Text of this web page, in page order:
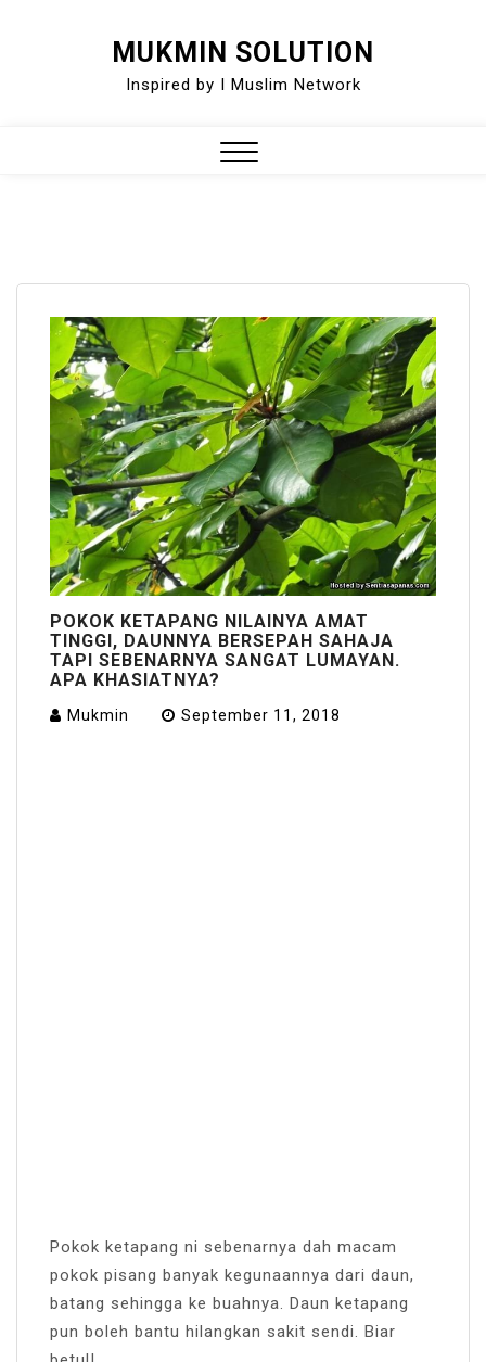
MUKMIN SOLUTION
Inspired by I Muslim Network
POKOK KETAPANG NILAINYA AMAT
TINGGI, DAUNNYA BERSEPAH SAHAJA
TAPI SEBENARNYA SANGAT LUMAYAN.
APA KHASIATNYA?
Mukmin September 11, 2018
Pokok ketapang ni sebenarnya dah macam
pokok pisang banyak kegunaannya dari daun,
batang sehingga ke buahnya. Daun ketapang
pun boleh bantu hilangkan sakit sendi. Biar